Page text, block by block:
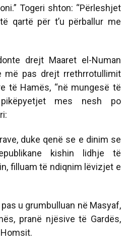
Togeri shton: “Përleshjet
qartë për t’u përballur me
drejt Maaret el-Numan
më pas drejt rrethrrotullimit
të Hamës, “në mungesë të
pikëpyetjet mes nesh po
duke qenë se e dinim se
kishin lidhje të
filluam të ndiqnim lëvizjet e
u grumbulluan në Masyaf,
pranë njësive të Gardës,